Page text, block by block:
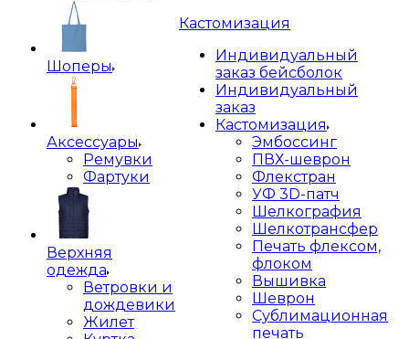
Шоперы
Аксессуары
Ремувки
Фартуки
Верхняя
одежда
Ветровки и
дождевики
Жилет
Кастомизация
Индивидуальный
заказ бейсболок
Индивидуальный
заказ
Кастомизация
Эмбоссинг
ПВХ-шеврон
Флекстран
УФ 3D-патч
Шелкография
Шелкотрансфер
Печать флексом,
флоком
Вышивка
Шеврон
Сублимационная
печать